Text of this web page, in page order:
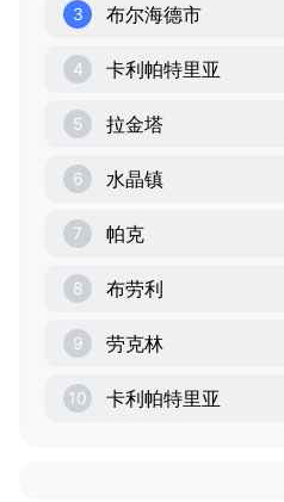
3 布尔海德市
4 卡利帕特里亚
5 拉金塔
6 水晶镇
7 帕克
8 布劳利
9 劳克林
10 卡利帕特里亚